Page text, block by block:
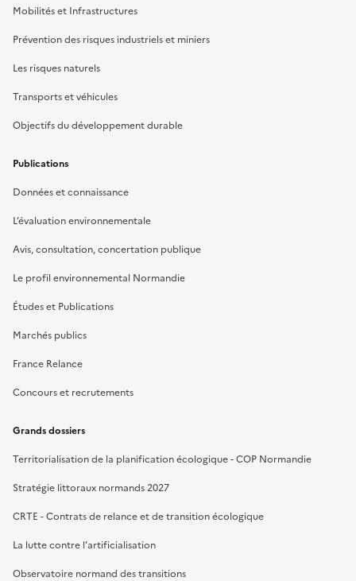
Mobilités et Infrastructures
Prévention des risques industriels et miniers
Les risques naturels
Transports et véhicules
Objectifs du développement durable
Publications
Données et connaissance
L’évaluation environnementale
Avis, consultation, concertation publique
Le profil environnemental Normandie
Études et Publications
Marchés publics
France Relance
Concours et recrutements
Grands dossiers
Territorialisation de la planification écologique - COP Normandie
Stratégie littoraux normands 2027
CRTE - Contrats de relance et de transition écologique
La lutte contre l’artificialisation
Observatoire normand des transitions